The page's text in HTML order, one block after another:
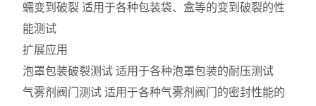
蠕变到破裂 适用于各种包装袋、盒等的变到破裂的性
能测试
扩展应用
泡罩包装破裂测试 适用于各种泡罩包装的耐压测试
气雾剂阀门测试 适用于各种气雾剂阀门的密封性能的